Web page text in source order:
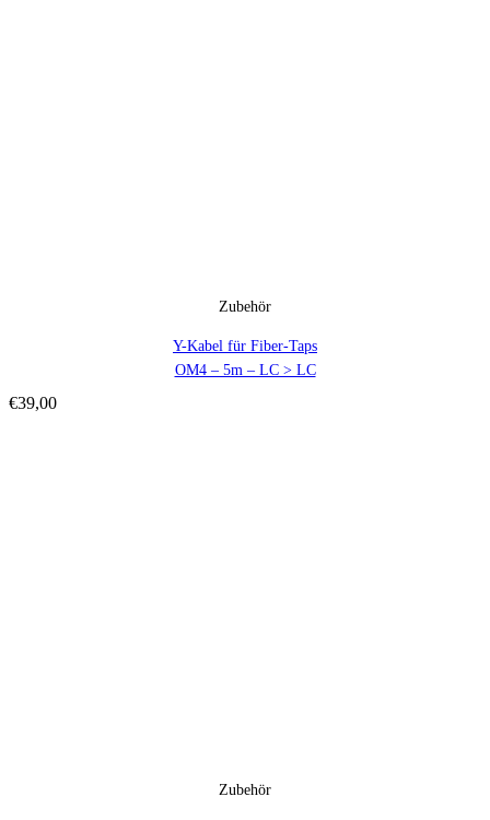
Zubehör
Y-Kabel für Fiber-Taps
OM4 – 5m – LC > LC
€39,00
Zubehör